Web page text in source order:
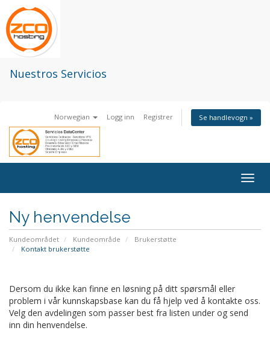
Nuestros Servicios
Norwegian Logg inn Registrer Se handlevogn »
Ny henvendelse
Kundeområdet Kundeområde
Brukerstøtte
Kontakt brukerstøtte
Dersom du ikke kan finne en løsning på ditt spørsmål eller
problem i vår kunnskapsbase kan du få hjelp ved å kontakte oss.
Velg den avdelingen som passer best fra listen under og send
inn din henvendelse.